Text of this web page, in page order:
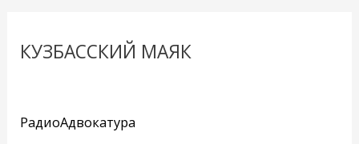
КУЗБАССКИЙ МАЯК
РадиоАдвокатура